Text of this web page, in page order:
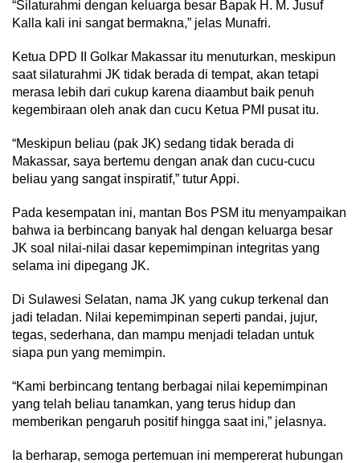
“Silaturahmi dengan keluarga besar Bapak H. M. Jusuf
Kalla kali ini sangat bermakna,” jelas Munafri.
Ketua DPD II Golkar Makassar itu menuturkan, meskipun
saat silaturahmi JK tidak berada di tempat, akan tetapi
merasa lebih dari cukup karena diaambut baik penuh
kegembiraan oleh anak dan cucu Ketua PMI pusat itu.
“Meskipun beliau (pak JK) sedang tidak berada di
Makassar, saya bertemu dengan anak dan cucu-cucu
beliau yang sangat inspiratif,” tutur Appi.
Pada kesempatan ini, mantan Bos PSM itu menyampaikan
bahwa ia berbincang banyak hal dengan keluarga besar
JK soal nilai-nilai dasar kepemimpinan integritas yang
selama ini dipegang JK.
Di Sulawesi Selatan, nama JK yang cukup terkenal dan
jadi teladan. Nilai kepemimpinan seperti pandai, jujur,
tegas, sederhana, dan mampu menjadi teladan untuk
siapa pun yang memimpin.
“Kami berbincang tentang berbagai nilai kepemimpinan
yang telah beliau tanamkan, yang terus hidup dan
memberikan pengaruh positif hingga saat ini,” jelasnya.
Ia berharap, semoga pertemuan ini mempererat hubungan